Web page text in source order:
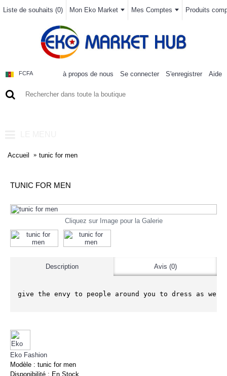
Liste de souhaits (0) Mon Eko Market Mes Comptes Produits
FCFA à propos de nous Se connecter S'enregistrer Aide
Accueil tunic for men
TUNIC FOR MEN
Cliquez sur Image pour la Galerie
Description Avis (0)
give the envy to people around you to dress as
Eko Fashion
Modèle : tunic for men
Disponibilité : En Stock